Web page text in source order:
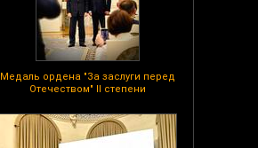
Медаль ордена "За заслуги перед
Отечеством" II степени